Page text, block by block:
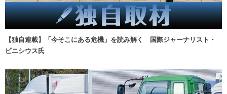
【独自連載】「今そこにある危機」を読み解く 国際ジャーナリスト・
ビニシウス氏